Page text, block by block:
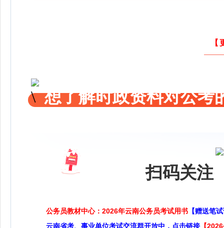
想了解时政资料对公考
扫码关注
公务员教材中心：2026年云南公务员考试用书 【赠送笔
云南省考、事业单位考试交流群开放中，点击链接 【